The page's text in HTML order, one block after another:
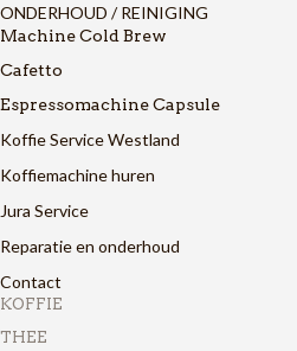
ONDERHOUD / REINIGING
Machine Cold Brew
Cafetto
Espressomachine Capsule
Koffie Service Westland
Koffiemachine huren
Jura Service
Reparatie en onderhoud
Contact
KOFFIE
THEE